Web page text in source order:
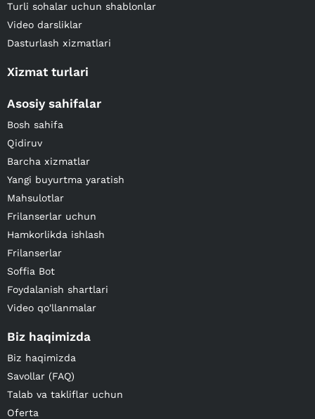
Turli sohalar uchun shablonlar
Video darsliklar
Dasturlash xizmatlari
Xizmat turlari
Asosiy sahifalar
Bosh sahifa
Qidiruv
Barcha xizmatlar
Yangi buyurtma yaratish
Mahsulotlar
Frilanserlar uchun
Hamkorlikda ishlash
Frilanserlar
Soffia Bot
Foydalanish shartlari
Video qo'llanmalar
Biz haqimizda
Biz haqimizda
Savollar (FAQ)
Talab va takliflar uchun
Oferta